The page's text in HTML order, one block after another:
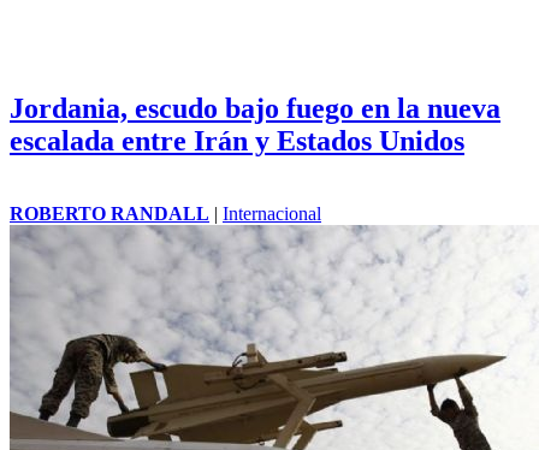
Jordania, escudo bajo fuego en la nueva
escalada entre Irán y Estados Unidos
ROBERTO RANDALL | Internacional